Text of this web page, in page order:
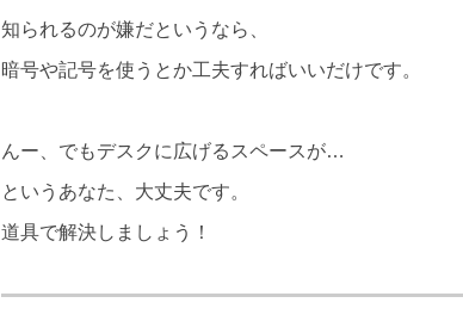
知られるのが嫌だというなら、
暗号や記号を使うとか工夫すればいいだけです。
んー、でもデスクに広げるスペースが…
というあなた、大丈夫です。
道具で解決しましょう！